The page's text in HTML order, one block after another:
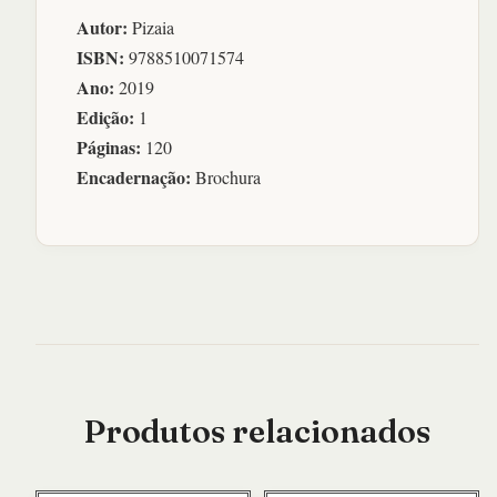
Autor: Pizaia
ISBN: 9788510071574
Ano: 2019
Edição: 1
Páginas: 120
Encadernação: Brochura
Produtos relacionados